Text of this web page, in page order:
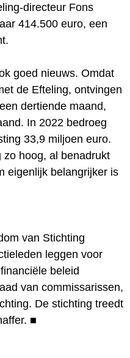
directeur Fons
414.500 euro, een
goed nieuws. Omdat
de Efteling, ontvingen
dertiende maand,
In 2022 bedroeg
33,9 miljoen euro.
zo hoog, al benadrukt
eigenlijk belangrijker is
van Stichting
leggen voor
beleid
van commissarissen,
De stichting treedt
■